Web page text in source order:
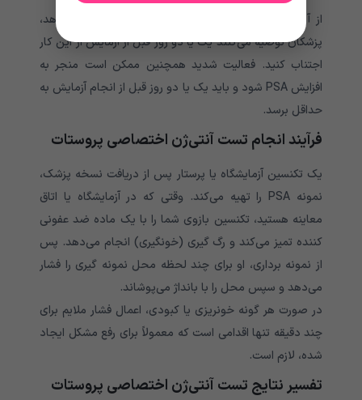
از آنجایی که انزال ممکن است سطح PSA را افزایش دهد،
پزشکان توصیه می‌کنند یک یا دو روز قبل از آزمایش از این کار
اجتناب کنید. فعالیت شدید همچنین ممکن است منجر به
افزایش PSA شود و باید یک یا دو روز قبل از انجام آزمایش به
حداقل برسد.
فرآیند انجام تست آنتی‌ژن اختصاصی پروستات
یک تکنسین آزمایشگاه یا پرستار پس از دریافت نسخه پزشک،
نمونه PSA را تهیه می‌کند. وقتی که در آزمایشگاه یا اتاق
معاینه هستید، تکنسین بازوی شما را با یک ماده ضد عفونی
کننده تمیز می‌کند و رگ گیری (خونگیری) انجام می‌دهد. پس
از نمونه برداری، او برای چند لحظه محل نمونه گیری را فشار
می‌دهد و سپس محل را با بانداژ می‌پوشاند.
در صورت هر گونه خونریزی یا کبودی، اعمال فشار ملایم برای
چند دقیقه تنها اقدامی است که معمولاً برای رفع مشکل ایجاد
شده، لازم است.
تفسیر نتایج تست آنتی‌ژن اختصاصی پروستات